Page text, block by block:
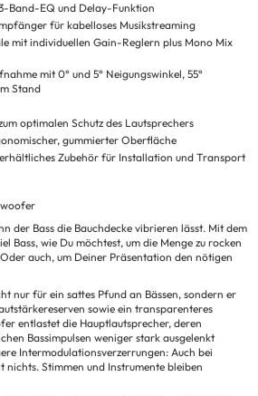
Band-EQ und Delay-Funktion
für kabelloses Musikstreaming
mit individuellen Gain-Reglern plus Mono Mix
mit 0° und 5° Neigungswinkel, 55°
Stand
optimalen Schutz des Lautsprechers
gummierter Oberfläche
Zubehör für Installation und Transport
der Bass die Bauchdecke vibrieren lässt. Mit dem
Bass, wie Du möchtest, um die Menge zu rocken
auch, um Deiner Präsentation den nötigen
nur für ein sattes Pfund an Bässen, sondern er
sowie ein transparenteres
entlastet die Hauptlautsprecher, deren
Bassimpulsen weniger stark ausgelenkt
Intermodulationsverzerrungen: Auch bei
Stimmen und Instrumente bleiben